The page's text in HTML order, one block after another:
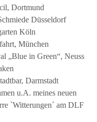
Dortmund
Düsseldorf
Köln
München
„Blue in Green“, Neuss
Darmstadt
u.A. meines neuen
`Witterungen´ am DLF